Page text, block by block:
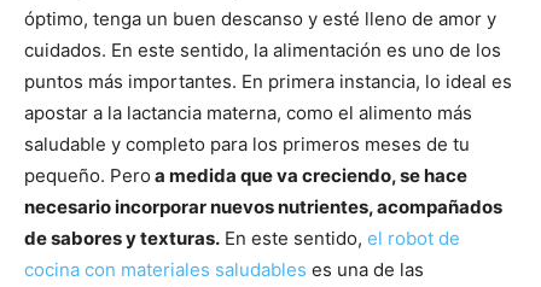
óptimo, tenga un buen descanso y esté lleno de amor y
cuidados. En este sentido, la alimentación es uno de los
puntos más importantes. En primera instancia, lo ideal es
apostar a la lactancia materna, como el alimento más
saludable y completo para los primeros meses de tu
pequeño. Pero a medida que va creciendo, se hace
necesario incorporar nuevos nutrientes, acompañados
de sabores y texturas. En este sentido, el robot de
cocina con materiales saludables es una de las